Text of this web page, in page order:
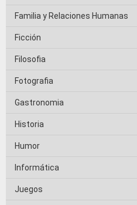
Familia y Relaciones Humanas
Ficción
Filosofia
Fotografia
Gastronomia
Historia
Humor
Informática
Juegos